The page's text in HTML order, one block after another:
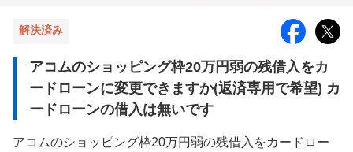
解決済み
アコムのショッピング枠20万円弱の残借入をカ
ードローンに変更できますか(返済専用で希望) カ
ードローンの借入は無いです
アコムのショッピング枠20万円弱の残借入をカードロー